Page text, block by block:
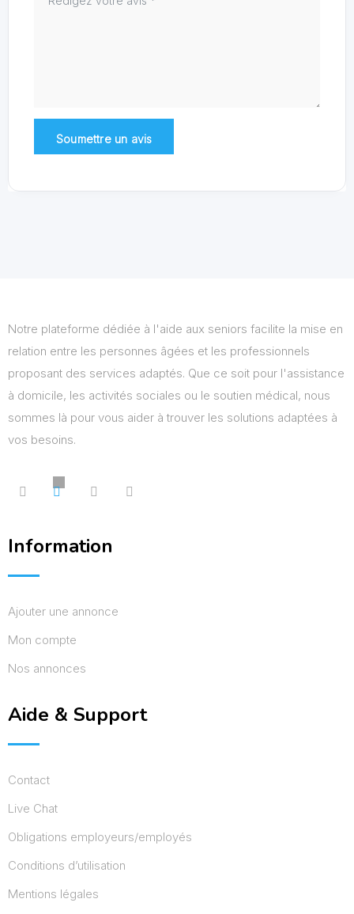
Notre plateforme dédiée à l'aide aux seniors facilite la mise en
relation entre les personnes âgées et les professionnels
proposant des services adaptés. Que ce soit pour l'assistance
à domicile, les activités sociales ou le soutien médical, nous
sommes là pour vous aider à trouver les solutions adaptées à
vos besoins.
Information
Ajouter une annonce
Mon compte
Nos annonces
Aide & Support
Contact
Live Chat
Obligations employeurs/employés
Conditions d’utilisation
Mentions légales